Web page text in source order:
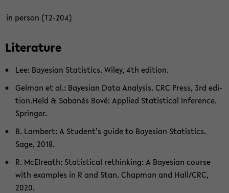
in per­son (T2-​204)
Li­te­ra­tu­re
Lee: Baye­si­an Sta­tis­tics. Wiley, 4th edi­ti­on.
Gel­man et al.: Baye­si­an Data Ana­ly­sis. CRC Press, 3rd edi­
ti­on.Held & Sabanés Bové: Ap­p­lied Sta­tis­ti­cal In­fe­rence.
Sprin­ger.
B. Lam­bert: A Stu­dent’s guide to Baye­si­an Sta­tis­tics.
Sage, 2018.
R. McEl­reath: Sta­tis­ti­cal rethin­king: A Baye­si­an cour­se
with examp­les in R and Stan. Chap­man and Hall/CRC,
2020.